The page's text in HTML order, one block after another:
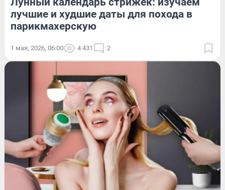
лучшие и худшие даты для похода в
парикмахерскую
1 мая, 2026, 06:00 4 431 2